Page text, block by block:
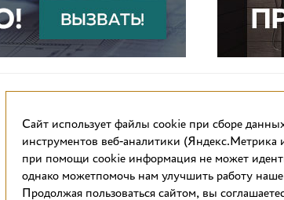
Выгодные цены
Cайт использует файлы cookie при сборе
инструментов веб-аналитики (Яндекс.Метрика
при помощи cookie информация не может
однако можетпомочь нам улучшить работу
Продолжая пользоваться сайтом, вы